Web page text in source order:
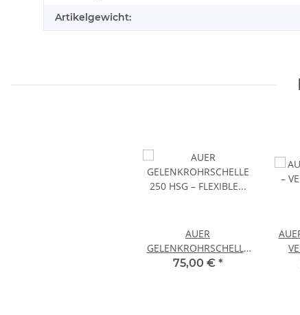
Artikelgewicht:
AUER
GELENKROHRSCHELLE
250 HSG – FLEXIBLE
75,00 € *